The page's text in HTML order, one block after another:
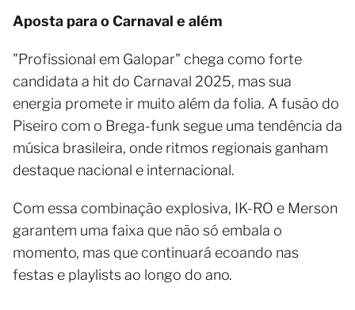
Aposta para o Carnaval e além
"Profissional em Galopar" chega como forte
candidata a hit do Carnaval 2025, mas sua
energia promete ir muito além da folia. A fusão do
Piseiro com o Brega-funk segue uma tendência da
música brasileira, onde ritmos regionais ganham
destaque nacional e internacional.
Com essa combinação explosiva, IK-RO e Merson
garantem uma faixa que não só embala o
momento, mas que continuará ecoando nas
festas e playlists ao longo do ano.